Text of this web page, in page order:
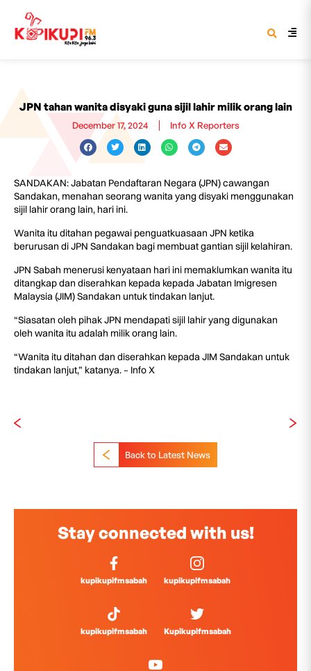
JPN tahan wanita disyaki guna sijil lahir milik orang lain
December 17, 2024 Info X Reporters
SANDAKAN: Jabatan Pendaftaran Negara (JPN) cawangan
Sandakan, menahan seorang wanita yang disyaki menggunakan
sijil lahir orang lain, hari ini.
Wanita itu ditahan pegawai penguatkuasaan JPN ketika
berurusan di JPN Sandakan bagi membuat gantian sijil kelahiran.
JPN Sabah menerusi kenyataan hari ini memaklumkan wanita itu
ditangkap dan diserahkan kepada kepada Jabatan Imigresen
Malaysia (JIM) Sandakan untuk tindakan lanjut.
“Siasatan oleh pihak JPN mendapati sijil lahir yang digunakan
oleh wanita itu adalah milik orang lain.
“Wanita itu ditahan dan diserahkan kepada JIM Sandakan untuk
tindakan lanjut,” katanya. – Info X
Back to Latest News
Stay connected with us!
kupikupifmsabah kupikupifmsabah
kupikupifmsabah Kupikupifmsabah